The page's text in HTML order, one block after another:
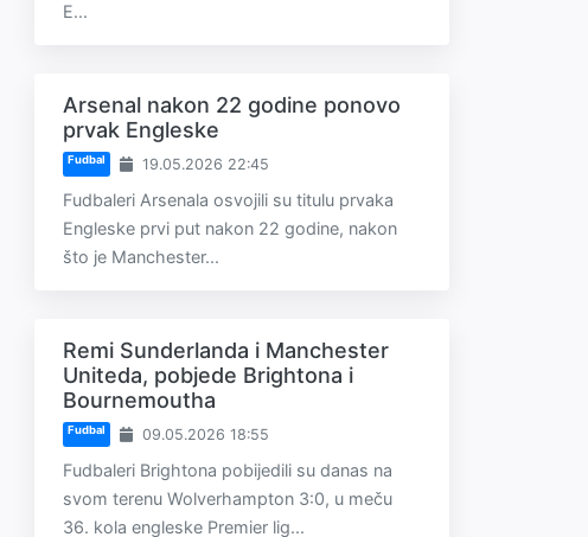
E...
Arsenal nakon 22 godine ponovo
prvak Engleske
Fudbal 19.05.2026 22:45
Fudbaleri Arsenala osvojili su titulu prvaka
Engleske prvi put nakon 22 godine, nakon
što je Manchester...
Remi Sunderlanda i Manchester
Uniteda, pobjede Brightona i
Bournemoutha
Fudbal 09.05.2026 18:55
Fudbaleri Brightona pobijedili su danas na
svom terenu Wolverhampton 3:0, u meču
36. kola engleske Premier lig...